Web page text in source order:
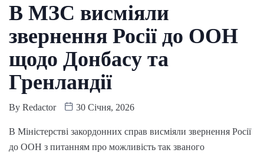
В МЗС висміяли
звернення Росії до ООН
щодо Донбасу та
Гренландії
By Redactor 30 Січня, 2026
В Міністерстві закордонних справ висміяли звернення Росії
до ООН з питанням про можливість так званого